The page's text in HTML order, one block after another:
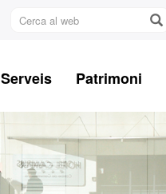
Cerca
Serveis Patrimoni